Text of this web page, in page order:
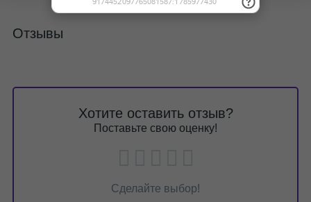
Отзывы
Хотите оставить отзыв?
Поставьте свою оценку!
Сделайте выбор!